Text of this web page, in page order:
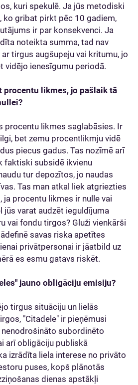
kuri spekulē. Ja jūs metodiski
ko gribat pirkt pēc 10 gadiem,
ir par konsekvenci. Ja
noteikta summa, tad nav
tirgus augšupeju vai kritumu, jo
vidējo ienesīgumu periodā.
procentu likmes, jo pašlaik tā
procentu likmes saglabāsies. Ir
bet zemu procentlikmju vidē
piecus gadus. Tas nozīmē arī
faktiski subsidē ikvienu
tur depozītos, jo naudas
Tas man atkal liek atgriezties
ja procentu likmes ir nulle vai
jūs varat audzēt ieguldījuma
vai fondu tirgos? Gluži vienkārši
savas riska apetītes
privātpersonai ir jāatbild uz
es esmu gatavs riskēt.
jauno obligāciju emisiju?
tirgus situāciju un lielās
"Citadele" ir pieņēmusi
subordinēto
arī obligāciju publiskā
izrādīta liela interese no privāto
puses, kopš plānotās
dienas apstākļi